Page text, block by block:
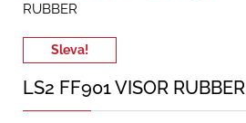
RUBBER
Sleva!
LS2 FF901 VISOR RUBBER